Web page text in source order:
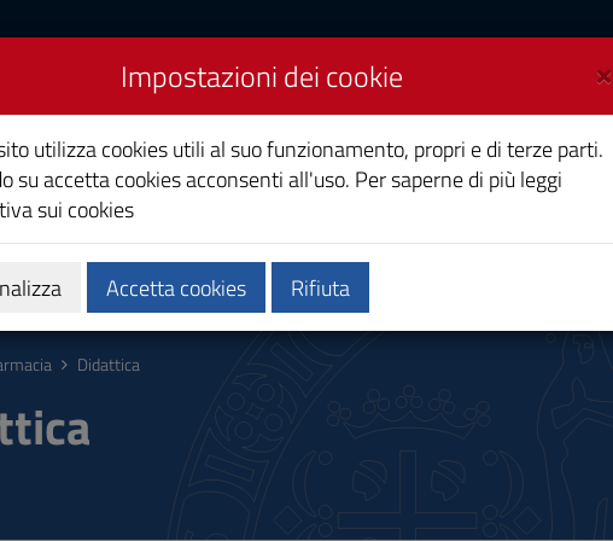
Calendari e orari Qualità e miglioramento
Didattica
×
Impostazioni dei cookie
utilizza cookies utili al suo funzionamento, propri e di terze parti.
su accetta cookies acconsenti all'uso. Per saperne di più leggi
sui cookies
Accetta cookies Rifiuta